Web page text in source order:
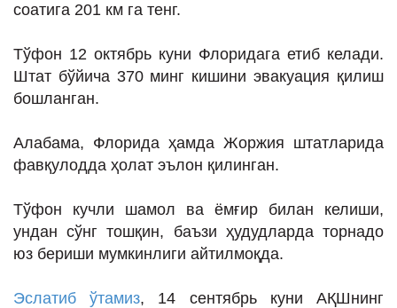
Бу қизиқ
соатига 201 км га тенг.
Тўфон 12 октябрь куни Флоридага етиб келади.
Штат бўйича 370 минг кишини эвакуация қилиш
бошланган.
Алабама, Флорида ҳамда Жоржия штатларида
фавқулодда ҳолат эълон қилинган.
Тўфон кучли шамол ва ёмғир билан келиши,
ундан сўнг тошқин, баъзи ҳудудларда торнадо
юз бериши мумкинлиги айтилмоқда.
Эслатиб ўтамиз, 14 сентябрь куни АҚШнинг